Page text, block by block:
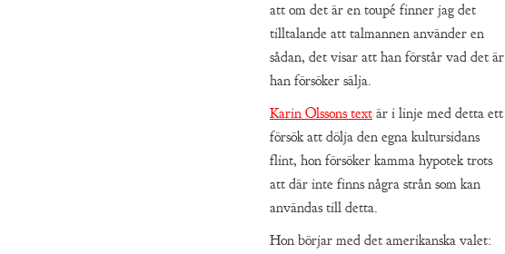
att om det är en toupé finner jag det
tilltalande att talmannen använder en
sådan, det visar att han förstår vad det är
han försöker sälja.
Karin Olssons text är i linje med detta ett
försök att dölja den egna kultursidans
flint, hon försöker kamma hypotek trots
att där inte finns några strån som kan
användas till detta.
Hon börjar med det amerikanska valet: